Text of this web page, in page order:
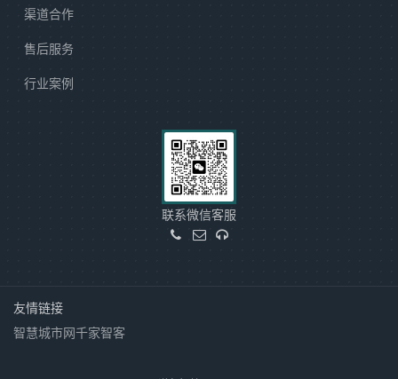
渠道合作
售后服务
行业案例
联系微信客服
友情链接
智慧城市网千家智客